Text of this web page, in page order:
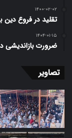
۱۴۰۰-۰۲-۰۲
تقلید در فروع
۱۴۰۴-۰۱-۱۵
ضرورت بازاندیشی
تصاویر